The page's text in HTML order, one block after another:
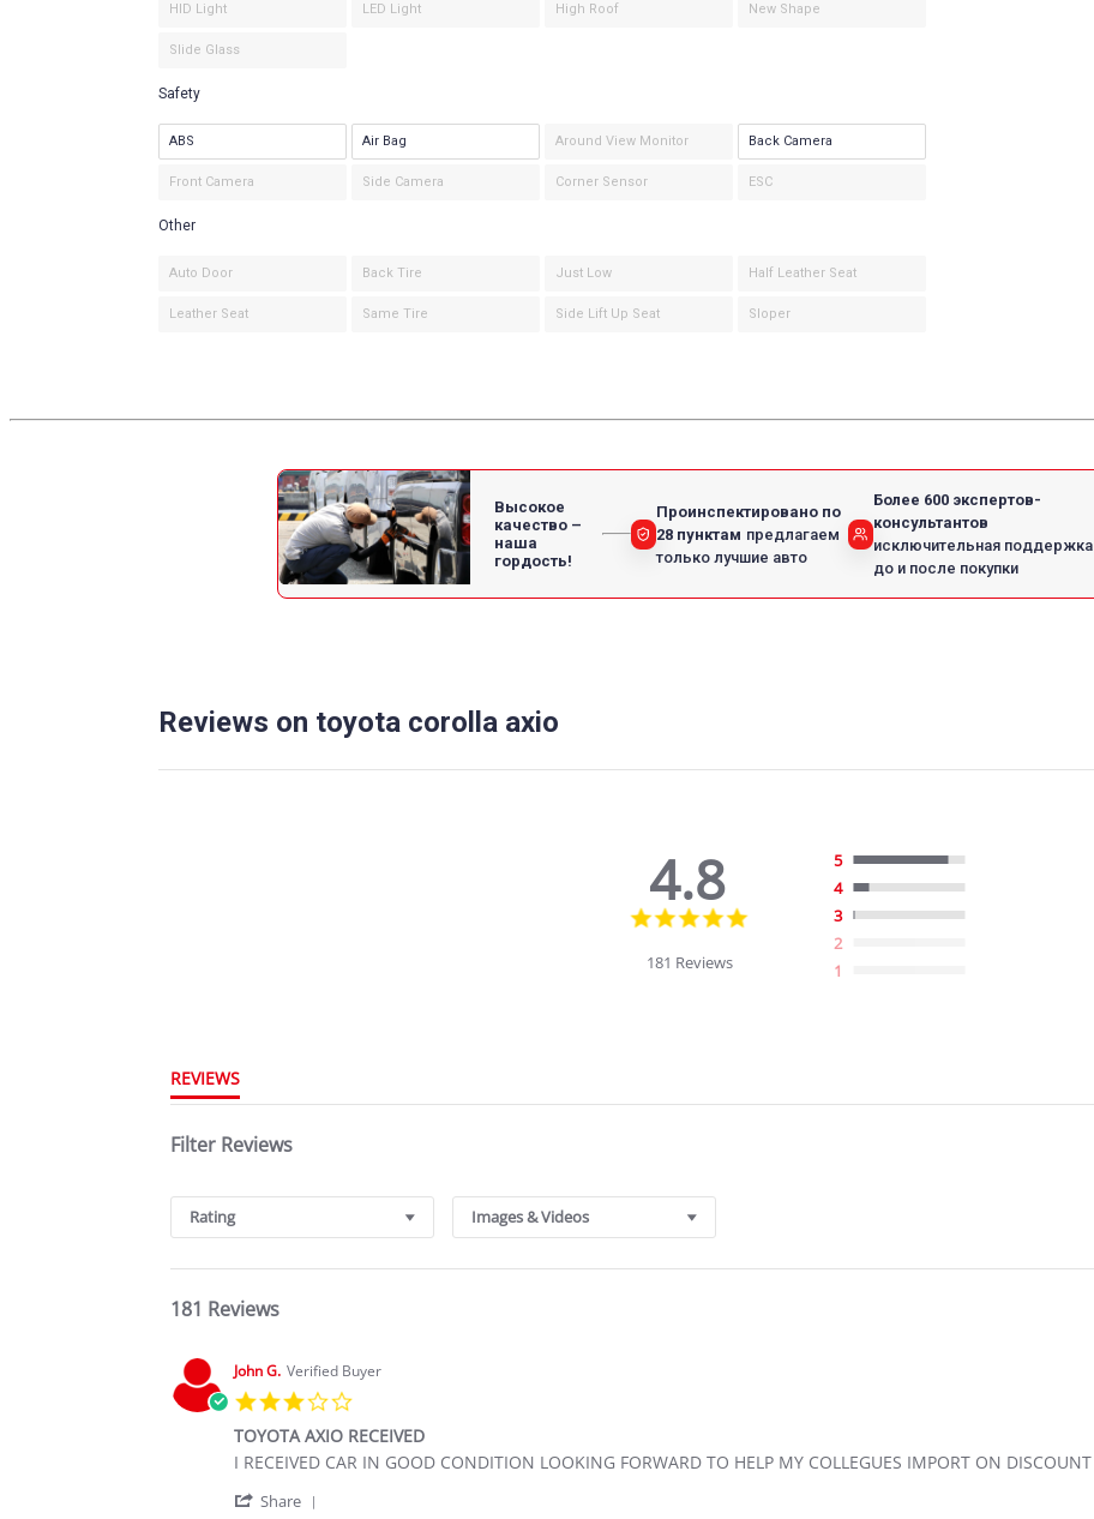
HID Light LED Light High Roof New Shape
Slide Glass
Safety
ABS Air Bag Around View Monitor Back Camera
Front Camera Side Camera Corner Sensor ESC
Other
Auto Door Back Tire Just Low Half Leather Seat
Leather Seat Same Tire Side Lift Up Seat Sloper
Высокое
качество –
наша
гордость!
Проинспектировано по
28 пунктам предлагаем
только лучшие авто
Более 600 экспертов-
консультантов
исключительная поддержка
до и после покупки
Reviews on toyota corolla axio
4.8
4.8
181 Reviews
5
4
3
2
1
REVIEWS
Filter Reviews
Rating Images & Videos
181 Reviews
John G. Verified Buyer
rating
TOYOTA AXIO RECEIVED
Review
John
review
TOYOTA
I RECEIVED CAR IN GOOD CONDITION LOOKING FORWARD TO HELP MY COLLEGUES IMPORT ON DISCOUNT
Share